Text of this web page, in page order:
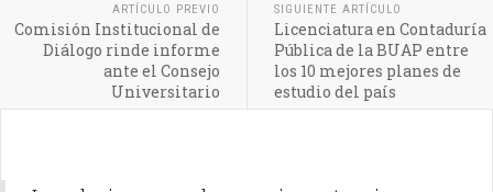
ARTÍCULO PREVIO
Comisión Institucional de
Diálogo rinde informe
ante el Consejo
Universitario
SIGUIENTE ARTÍCULO
Licenciatura en Contaduría
Pública de la BUAP entre
los 10 mejores planes de
estudio del país